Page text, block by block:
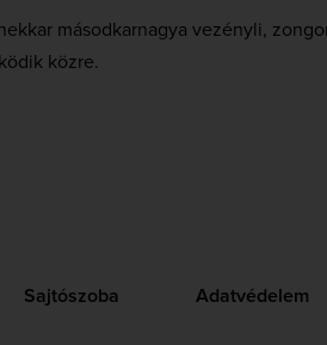
másodkarnagya vezényli,
közre.
Sajtószoba Adatvédelem